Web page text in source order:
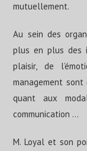
mutuellement.
Au sein des
plus en plus des
plaisir, de
management
quant aux
communication …
M. Loyal et son